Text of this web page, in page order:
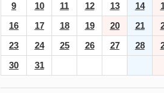
9
10 11 12 13 14
16
17 18 19 20 21
23
24 25 26 27 28
30
31